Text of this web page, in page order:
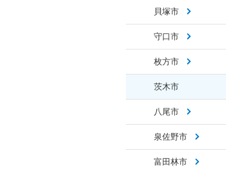
貝塚市
守口市
枚方市
茨木市
八尾市
泉佐野市
富田林市